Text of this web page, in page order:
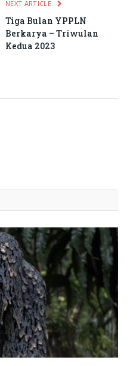
NEXT ARTICLE
Tiga Bulan YPPLN
Berkarya – Triwulan
Kedua 2023